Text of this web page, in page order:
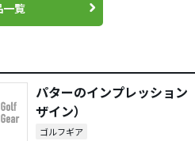
一覧
パターのインプレッショ
ザイン）
ゴルフギア